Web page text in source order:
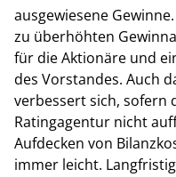
ausgewiesene
zu überhöhten
für die Aktionäre und
des Vorstandes. Auch
verbessert sich, sofern
Ratingagentur nicht
Aufdecken von
immer leicht.